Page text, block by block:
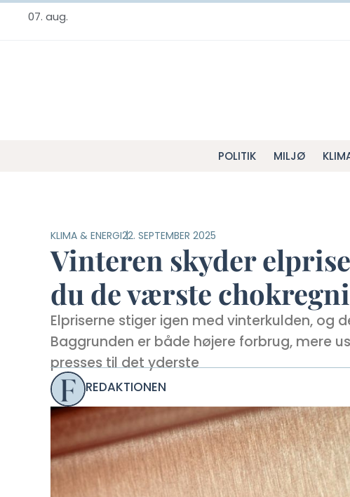
07. aug.
POLITIK MILJØ
KLIMA & ENERGI22. SEPTEMBER 2025
Vinteren skyder
du de værste
Elpriserne stiger igen med vinterkulden, og
Baggrunden er både højere forbrug, mere
presses til det yderste
REDAKTIONEN